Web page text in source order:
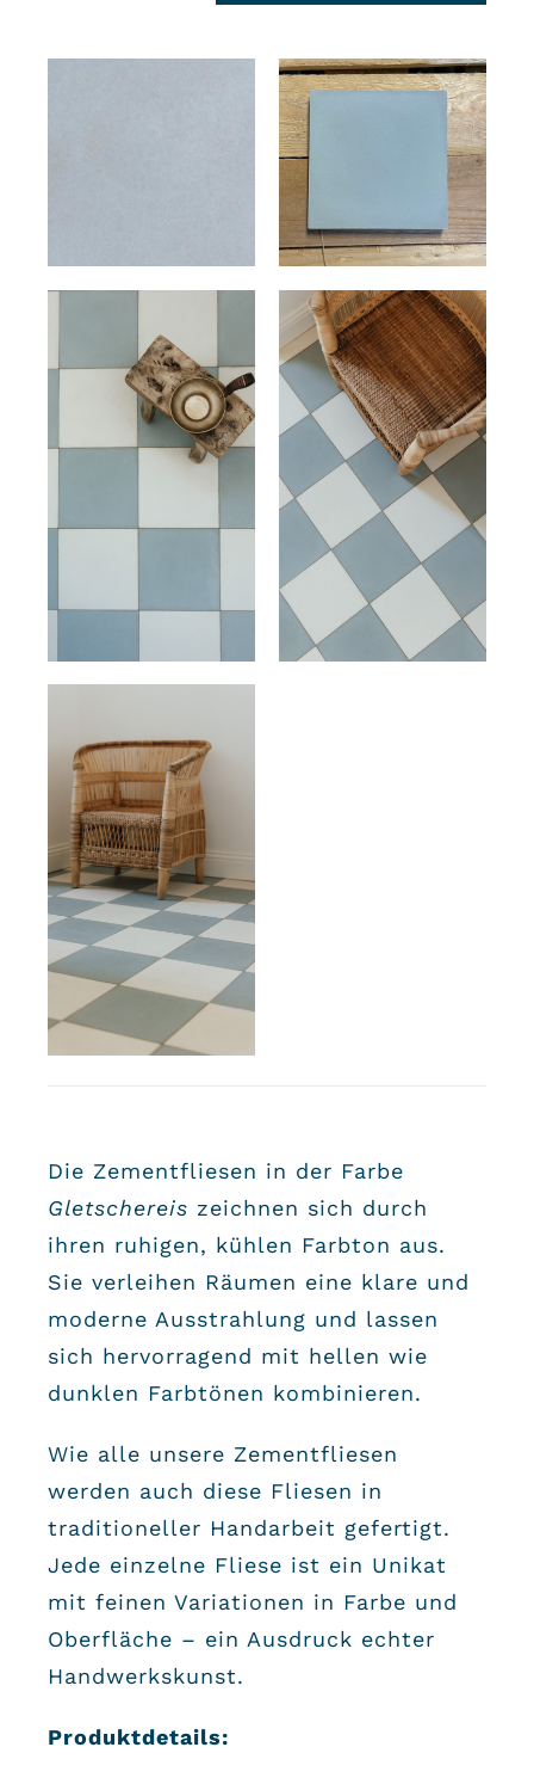
Die Zementfliesen in der Farbe
Gletschereis zeichnen sich durch
ihren ruhigen, kühlen Farbton aus.
Sie verleihen Räumen eine klare und
moderne Ausstrahlung und lassen
sich hervorragend mit hellen wie
dunklen Farbtönen kombinieren.
Wie alle unsere Zementfliesen
werden auch diese Fliesen in
traditioneller Handarbeit gefertigt.
Jede einzelne Fliese ist ein Unikat
mit feinen Variationen in Farbe und
Oberfläche – ein Ausdruck echter
Handwerkskunst.
Produktdetails: